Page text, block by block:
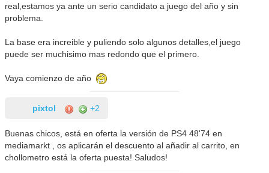
real,estamos ya ante un serio candidato a juego del año y sin
problema.
La base era increible y puliendo solo algunos detalles,el juego
puede ser muchisimo mas redondo que el primero.
Vaya comienzo de año
pixtol +2
Buenas chicos, está en oferta la versión de PS4 48'74 en
mediamarkt , os aplicarán el descuento al añadir al carrito, en
chollometro está la oferta puesta! Saludos!